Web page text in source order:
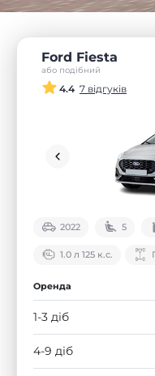
Ford Fiesta
або подібний
4.4 7 відгуків
2022 5
1.0 л 125 к.с.
Оренда
1-3 діб
4-9 діб